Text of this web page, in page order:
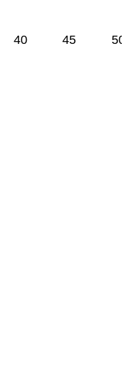
40 45 50